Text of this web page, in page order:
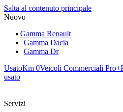
Salta al contenuto principale
Nuovo
Gamma Renault
Gamma Dacia
Gamma Dr
UsatoKm 0Veicoli Commerciali Pro+
usato
Servizi